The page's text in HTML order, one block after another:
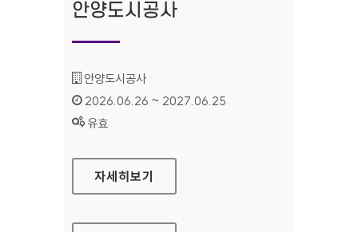
안양도시공사
기관명 :
안양도시공사
인증기간 :
2026.06.26 ~ 2027.06.25
상태 :
유효
안양도시공사
자세히보기